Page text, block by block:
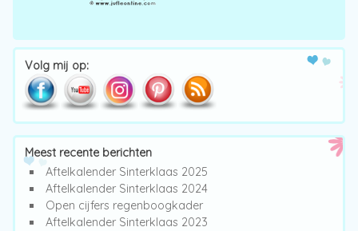
Volg mij op:
Meest recente berichten
Aftelkalender Sinterklaas 2025
Aftelkalender Sinterklaas 2024
Open cijfers regenboogkader
Aftelkalender Sinterklaas 2023